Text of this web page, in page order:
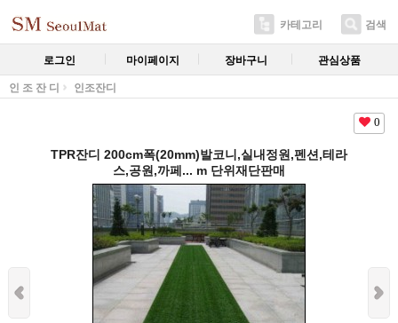
카테고리 검색
로그인 마이페이지 장바구니 관심상품
인 조 잔 디 인조잔디
0
TPR잔디 200cm폭(20mm)발코니,실내정원,펜션,테라
스,공원,까페... m 단위재단판매